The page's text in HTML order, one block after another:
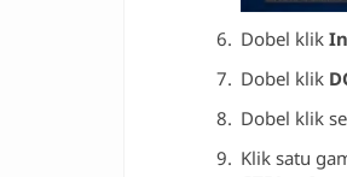
Dobel klik
Dobel klik
Dobel klik
Klik satu